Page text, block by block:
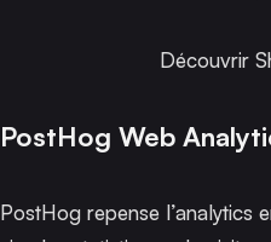
Découvrir
PostHog Web
PostHog repense l’analytics